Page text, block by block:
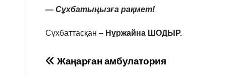
— Сұхбатыңызға рақмет!
Сұхбаттасқан – Нұржайна ШОДЫР.
Навигация
Жаңарған амбулатория